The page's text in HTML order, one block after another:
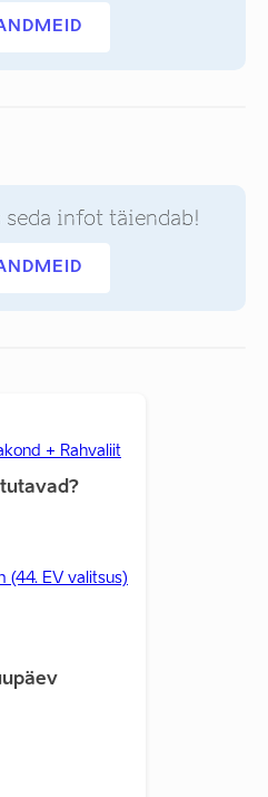
seda infot täiendab!
+ Rahvaliit
(44. EV valitsus)